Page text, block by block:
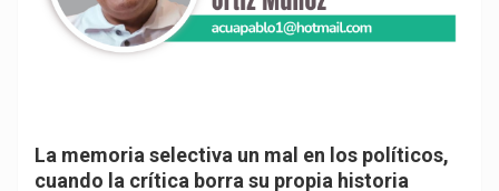
La memoria selectiva un mal en los políticos,
cuando la crítica borra su propia historia